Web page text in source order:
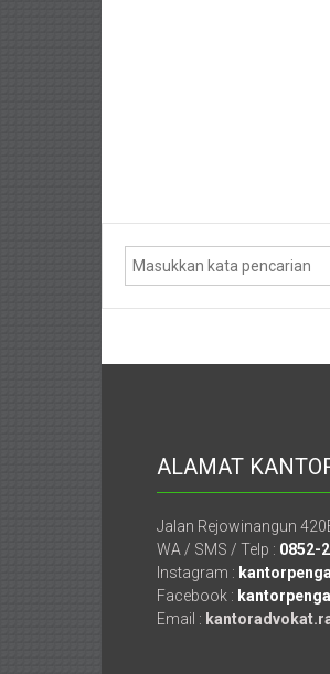
Lombok,
Karanganyar,
Kediri,
Madiun,
Ponorogo,
Cilacap,
ALAMAT
Jalan Rejowinangun
WA / SMS / Telp : 0852-
Instagram :
Facebook :
Email :